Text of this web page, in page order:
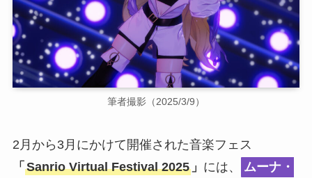
筆者撮影（2025/3/9）
2月から3月にかけて開催された音楽フェス
「 Sanrio Virtual Festival 2025」 には、
ムーナ・